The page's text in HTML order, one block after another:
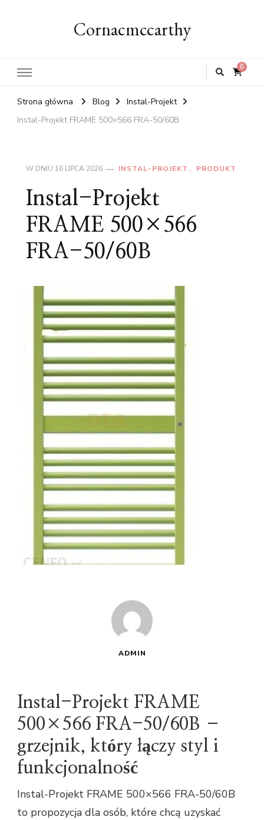
Cornacmccarthy
0
Strona główna Blog
Instal-Projekt
Instal-Projekt FRAME 500×566 FRA-50/60B
W DNIU 16 LIPCA 2026 INSTAL-PROJEKT PRODUKT
Instal-Projekt
FRAME 500×566
FRA-50/60B
ADMIN
Instal-Projekt FRAME
500×566 FRA-50/60B –
grzejnik, który łączy styl i
funkcjonalność
Instal-Projekt FRAME 500×566 FRA-50/60B
to propozycja dla osób, które chcą uzyskać